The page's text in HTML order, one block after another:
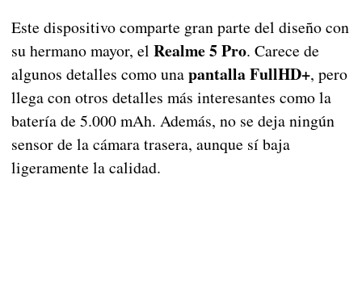
Este dispositivo comparte gran parte del diseño con
su hermano mayor, el Realme 5 Pro. Carece de
algunos detalles como unapantalla FullHD+, pero
llega con otros detalles más interesantes como la
batería de 5.000 mAh. Además, no se deja ningún
sensor de la cámara trasera, aunque sí baja
ligeramente la calidad.